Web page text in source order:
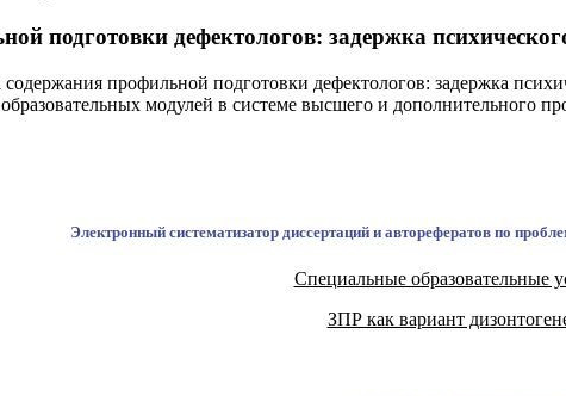
подготовки дефектологов: задержка
профильной подготовки дефектологов: задержка
модулей в системе высшего и дополнительного
Электронный систематизатор диссертаций и авторефератов по
Специальные образовательные
ЗПР как вариант